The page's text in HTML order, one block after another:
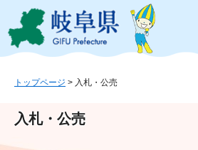
ジ
ュ
このページの本文へ
トップページ > 入札・公売
入札・公売